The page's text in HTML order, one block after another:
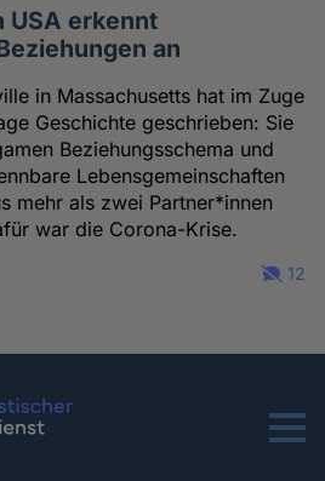
USA erkennt
an
in Massachusetts hat im Zuge
Geschichte geschrieben: Sie
Beziehungsschema und
Lebensgemeinschaften
mehr als zwei Partner*innen
war die Corona-Krise.
12
Menu